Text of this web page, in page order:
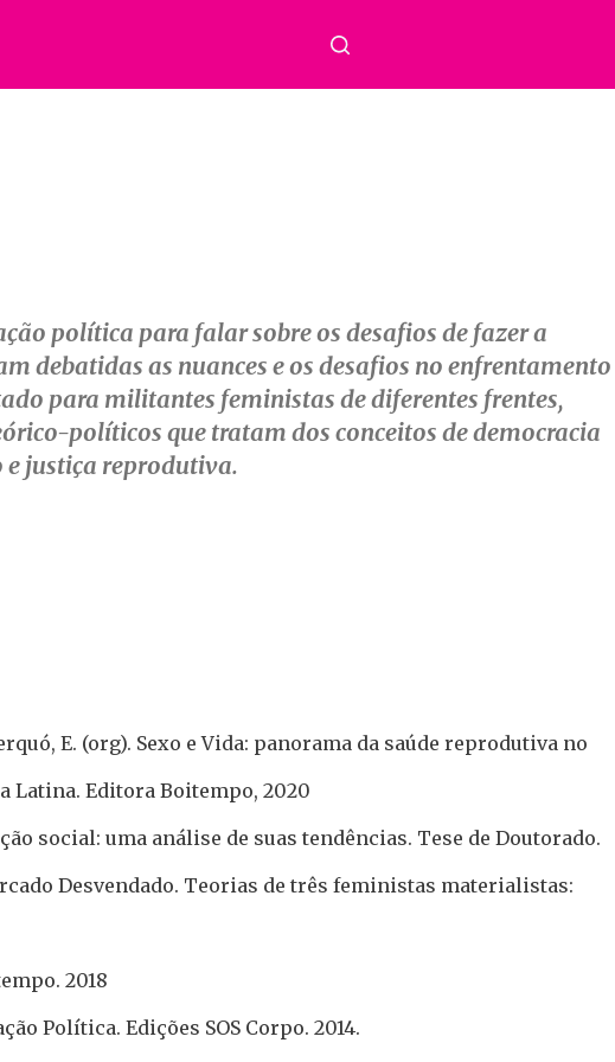
política para falar sobre os desafios de fazer a
debatidas as nuances e os desafios no enfrentamento
para militantes feministas de diferentes frentes,
políticos que tratam dos conceitos de democracia
e justiça reprodutiva.
E. (org). Sexo e Vida: panorama da saúde reprodutiva no
Latina. Editora Boitempo, 2020
social: uma análise de suas tendências. Tese de Doutorado.
Desvendado. Teorias de três feministas materialistas:
2018
Política. Edições SOS Corpo. 2014.